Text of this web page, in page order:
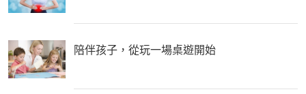
陪伴孩子，從玩一場桌遊開始